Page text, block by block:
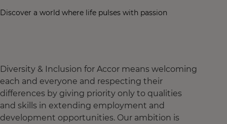
Discover a world where life pulses with passion
Diversity & Inclusion for Accor means welcoming
each and everyone and respecting their
differences by giving priority only to qualities
and skills in extending employment and
development opportunities. Our ambition is